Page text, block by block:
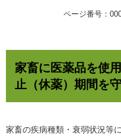
ページ番号：
家畜に医薬品を使
止（休薬）期間を
家畜の疾病種類・衰弱状況等